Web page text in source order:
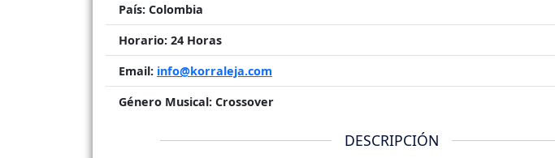
País: Colombia
Horario: 24 Horas
Email: info@korraleja.com
Género Musical: Crossover
DESCRIPCIÓN